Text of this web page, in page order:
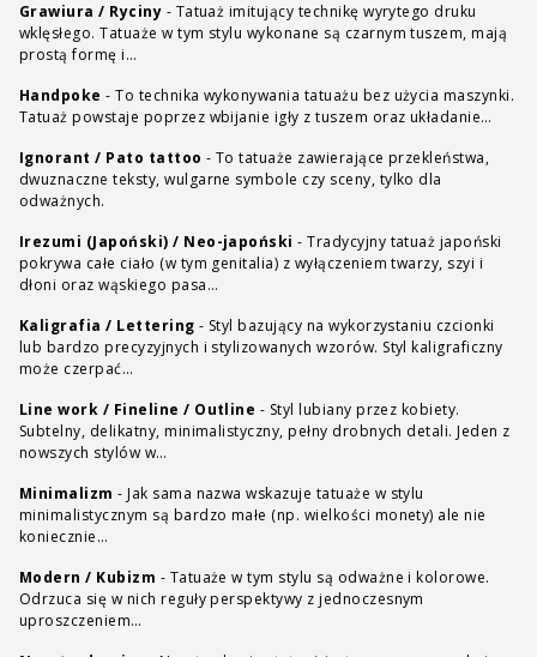
Grawiura / Ryciny - Tatuaż imitujący technikę wyrytego druku
wklęsłego. Tatuaże w tym stylu wykonane są czarnym tuszem, mają
prostą formę i…
Handpoke - To technika wykonywania tatuażu bez użycia maszynki.
Tatuaż powstaje poprzez wbijanie igły z tuszem oraz układanie…
Ignorant / Pato tattoo - To tatuaże zawierające przekleństwa,
dwuznaczne teksty, wulgarne symbole czy sceny, tylko dla
odważnych.
Irezumi (Japoński) / Neo-japoński - Tradycyjny tatuaż japoński
pokrywa całe ciało (w tym genitalia) z wyłączeniem twarzy, szyi i
dłoni oraz wąskiego pasa…
Kaligrafia / Lettering - Styl bazujący na wykorzystaniu czcionki
lub bardzo precyzyjnych i stylizowanych wzorów. Styl kaligraficzny
może czerpać…
Line work / Fineline / Outline - Styl lubiany przez kobiety.
Subtelny, delikatny, minimalistyczny, pełny drobnych detali. Jeden z
nowszych stylów w…
Minimalizm - Jak sama nazwa wskazuje tatuaże w stylu
minimalistycznym są bardzo małe (np. wielkości monety) ale nie
koniecznie…
Modern / Kubizm - Tatuaże w tym stylu są odważne i kolorowe.
Odrzuca się w nich reguły perspektywy z jednoczesnym
uproszczeniem…